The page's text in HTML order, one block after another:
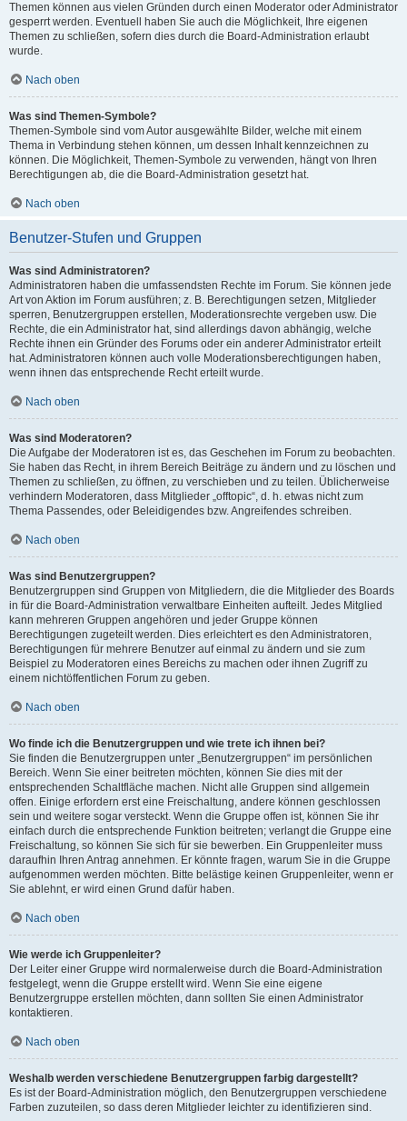
Themen können aus vielen Gründen durch einen Moderator oder Administrator
gesperrt werden. Eventuell haben Sie auch die Möglichkeit, Ihre eigenen
Themen zu schließen, sofern dies durch die Board-Administration erlaubt
wurde.
Nach oben
Was sind Themen-Symbole?
Themen-Symbole sind vom Autor ausgewählte Bilder, welche mit einem
Thema in Verbindung stehen können, um dessen Inhalt kennzeichnen zu
können. Die Möglichkeit, Themen-Symbole zu verwenden, hängt von Ihren
Berechtigungen ab, die die Board-Administration gesetzt hat.
Nach oben
Benutzer-Stufen und Gruppen
Was sind Administratoren?
Administratoren haben die umfassendsten Rechte im Forum. Sie können jede
Art von Aktion im Forum ausführen; z. B. Berechtigungen setzen, Mitglieder
sperren, Benutzergruppen erstellen, Moderationsrechte vergeben usw. Die
Rechte, die ein Administrator hat, sind allerdings davon abhängig, welche
Rechte ihnen ein Gründer des Forums oder ein anderer Administrator erteilt
hat. Administratoren können auch volle Moderationsberechtigungen haben,
wenn ihnen das entsprechende Recht erteilt wurde.
Nach oben
Was sind Moderatoren?
Die Aufgabe der Moderatoren ist es, das Geschehen im Forum zu beobachten.
Sie haben das Recht, in ihrem Bereich Beiträge zu ändern und zu löschen und
Themen zu schließen, zu öffnen, zu verschieben und zu teilen. Üblicherweise
verhindern Moderatoren, dass Mitglieder „offtopic“, d. h. etwas nicht zum
Thema Passendes, oder Beleidigendes bzw. Angreifendes schreiben.
Nach oben
Was sind Benutzergruppen?
Benutzergruppen sind Gruppen von Mitgliedern, die die Mitglieder des Boards
in für die Board-Administration verwaltbare Einheiten aufteilt. Jedes Mitglied
kann mehreren Gruppen angehören und jeder Gruppe können
Berechtigungen zugeteilt werden. Dies erleichtert es den Administratoren,
Berechtigungen für mehrere Benutzer auf einmal zu ändern und sie zum
Beispiel zu Moderatoren eines Bereichs zu machen oder ihnen Zugriff zu
einem nichtöffentlichen Forum zu geben.
Nach oben
Wo finde ich die Benutzergruppen und wie trete ich ihnen bei?
Sie finden die Benutzergruppen unter „Benutzergruppen“ im persönlichen
Bereich. Wenn Sie einer beitreten möchten, können Sie dies mit der
entsprechenden Schaltfläche machen. Nicht alle Gruppen sind allgemein
offen. Einige erfordern erst eine Freischaltung, andere können geschlossen
sein und weitere sogar versteckt. Wenn die Gruppe offen ist, können Sie ihr
einfach durch die entsprechende Funktion beitreten; verlangt die Gruppe eine
Freischaltung, so können Sie sich für sie bewerben. Ein Gruppenleiter muss
daraufhin Ihren Antrag annehmen. Er könnte fragen, warum Sie in die Gruppe
aufgenommen werden möchten. Bitte belästige keinen Gruppenleiter, wenn er
Sie ablehnt, er wird einen Grund dafür haben.
Nach oben
Wie werde ich Gruppenleiter?
Der Leiter einer Gruppe wird normalerweise durch die Board-Administration
festgelegt, wenn die Gruppe erstellt wird. Wenn Sie eine eigene
Benutzergruppe erstellen möchten, dann sollten Sie einen Administrator
kontaktieren.
Nach oben
Weshalb werden verschiedene Benutzergruppen farbig dargestellt?
Es ist der Board-Administration möglich, den Benutzergruppen verschiedene
Farben zuzuteilen, so dass deren Mitglieder leichter zu identifizieren sind.